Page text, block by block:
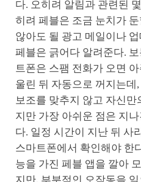
다. 오히려 알림과 관련된
히려 페블은 조금 눈치가
않아도 될 광고 메일이나
페블은 긁어다 알려준다.
트폰은 스팸 전화가 오면
울린 뒤 자동으로 꺼지는
보조를 맞추지 않고 자신
지만 가장 아쉬운 점은 지
다. 일정 시간이 지난 뒤 사
스마트폰에서 확인해야 한
능을 가진 페블 앱을 깔아